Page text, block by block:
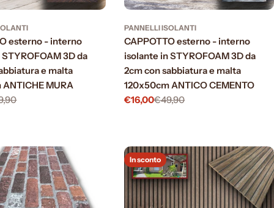
esterno - interno
3D da
e malta
MURA
PANNELLI ISOLANTI
CAPPOTTO esterno - interno
isolante in STYROFOAM 3D da
2cm con sabbiatura e malta
120x50cm ANTICO CEMENTO
Prezzo
€16,00
Prezzo€49,90
In sconto